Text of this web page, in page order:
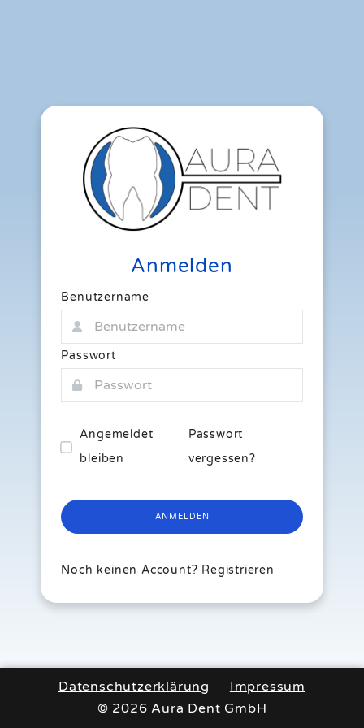
Anmelden
Benutzername
Passwort
Angemeldet
bleiben
Passwort
vergessen?
ANMELDEN
Noch keinen Account? Registrieren
Datenschutzerklärung
Impressum
© 2026 Aura Dent GmbH